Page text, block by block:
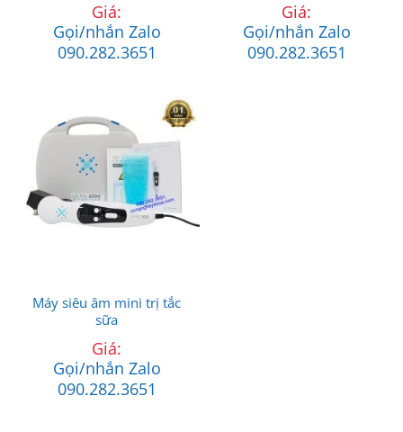
Giá:
Gọi/nhắn Zalo
090.282.3651
Giá:
Gọi/nhắn Zalo
090.282.3651
Máy siêu âm mini trị tắc
sữa
Giá:
Gọi/nhắn Zalo
090.282.3651